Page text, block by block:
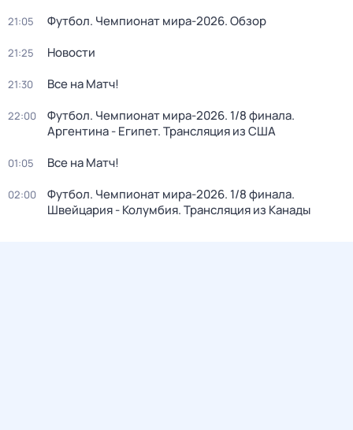
21:05 Футбол. Чемпионат мира-2026. Обзор
21:25 Новости
21:30 Все на Матч!
22:00
Футбол. Чемпионат мира-2026. 1/8 финала.
Аргентина - Египет. Трансляция из США
01:05 Все на Матч!
02:00
Футбол. Чемпионат мира-2026. 1/8 финала.
Швейцария - Колумбия. Трансляция из Канады